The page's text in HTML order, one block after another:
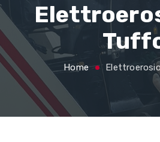
Home E